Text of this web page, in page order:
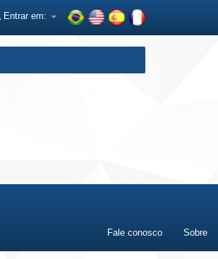
Entrar em:
Fale conosco Sobre